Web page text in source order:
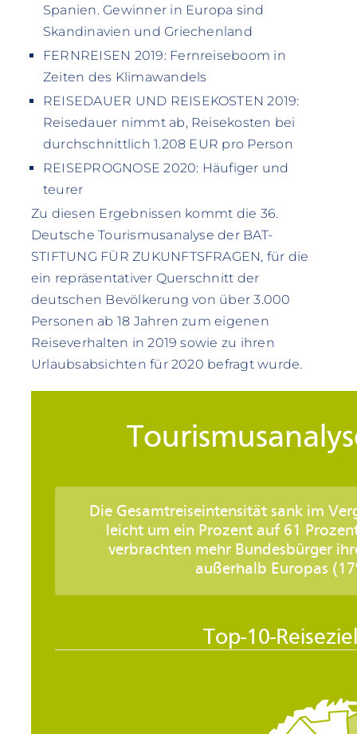
Spanien. Gewinner in Europa sind
Skandinavien und Griechenland
FERNREISEN 2019: Fernreiseboom in
Zeiten des Klimawandels
REISEDAUER UND REISEKOSTEN 2019:
Reisedauer nimmt ab, Reisekosten bei
durchschnittlich 1.208 EUR pro Person
REISEPROGNOSE 2020: Häufiger und
teurer
Zu diesen Ergebnissen kommt die 36.
Deutsche Tourismusanalyse der BAT-
STIFTUNG FÜR ZUKUNFTSFRAGEN, für die
ein repräsentativer Querschnitt der
deutschen Bevölkerung von über 3.000
Personen ab 18 Jahren zum eigenen
Reiseverhalten in 2019 sowie zu ihren
Urlaubsabsichten für 2020 befragt wurde.